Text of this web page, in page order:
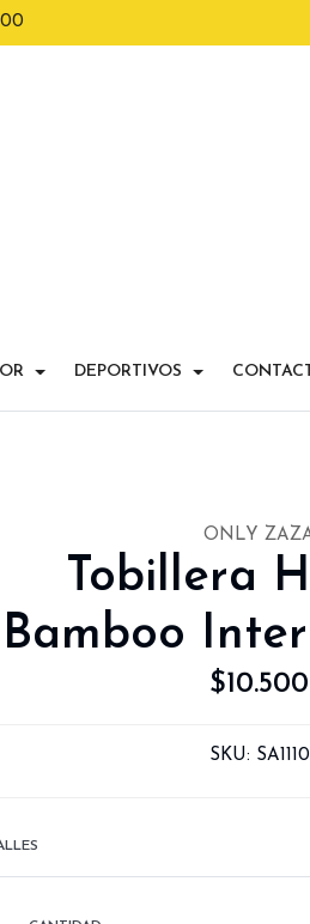
DEPORTIVOS
ONLY
Tobillera
Bamboo
$10.500
SKU: SA1110